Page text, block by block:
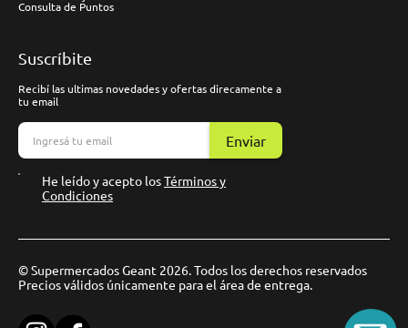
Consulta de Puntos
Suscríbite
Recibí las ultimas novedades y ofertas direcamente a
tu email
Enviar
He leído y acepto losTérminos y
Condiciones
© Supermercados Geant 2026. Todos los derechos reservados
Precios válidos únicamente para el área de entrega.